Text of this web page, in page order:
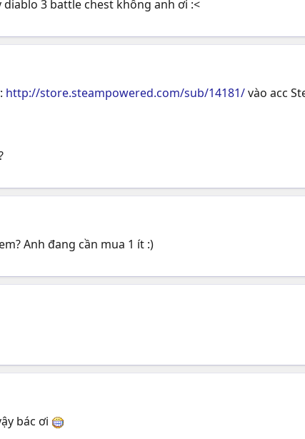
3 battle chest không anh ơi :<
http://store.steampowered.com/sub/14181/vào acc
Anh đang cần mua 1 ít :)
bác ơi